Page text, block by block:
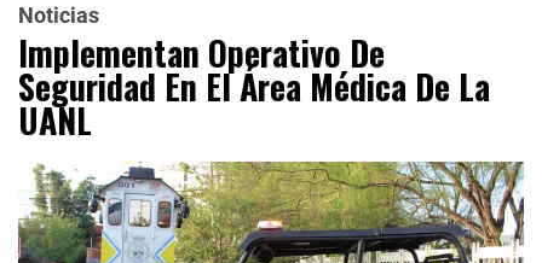
Noticias
Implementan Operativo De
Seguridad En El Área Médica De La
UANL